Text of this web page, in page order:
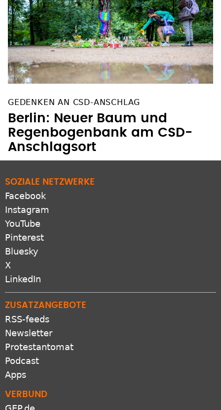
GEDENKEN AN CSD-ANSCHLAG
Berlin: Neuer Baum und
Regenbogenbank am CSD-
Anschlagsort
SOZIALE NETZWERKE
Facebook
Instagram
YouTube
Pinterest
Bluesky
X
LinkedIn
ZUSATZANGEBOTE
RSS-feeds
Newsletter
Protestantomat
Podcast
Apps
VERBUND